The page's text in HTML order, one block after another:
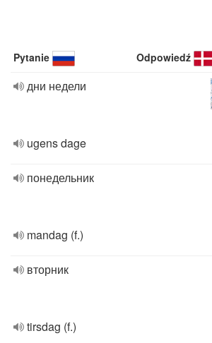
Pytanie Odpowiedź
дни недели
ugens dage
понедельник
mandag (f.)
вторник
tirsdag (f.)